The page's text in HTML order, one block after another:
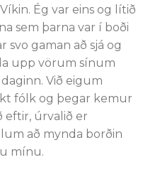
Ég var eins og lítið
sem þarna var í boði
svo gaman að sjá og
upp vörum sínum
Við eigum
fólk og þegar kemur
eftir, úrvalið er
að mynda borðin
mínu.